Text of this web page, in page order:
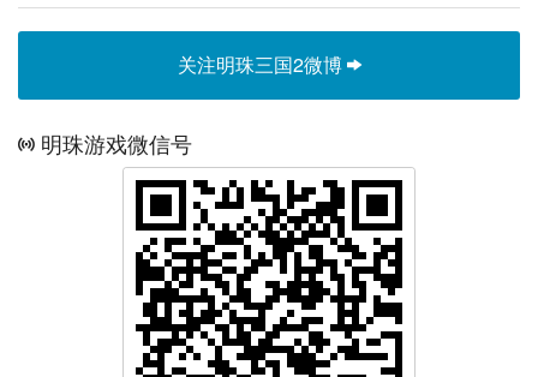
关注明珠三国2微博
明珠游戏微信号